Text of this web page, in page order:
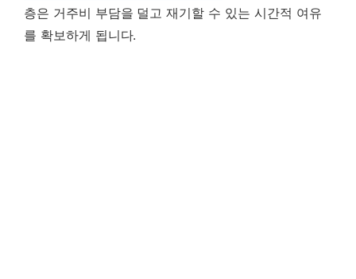
층은 거주비 부담을 덜고 재기할 수 있는 시간적 여유
를 확보하게 됩니다.